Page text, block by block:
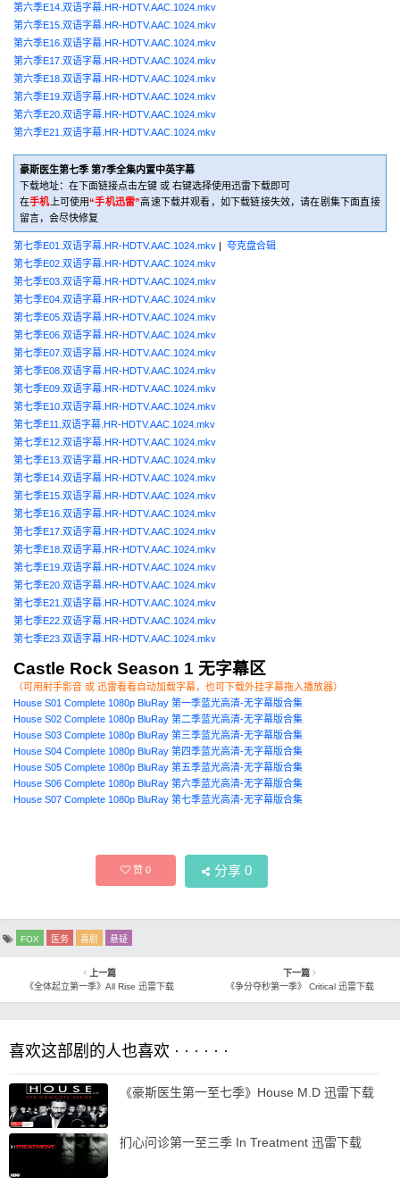
第六季E14.双语字幕.HR-HDTV.AAC.1024.mkv
第六季E15.双语字幕.HR-HDTV.AAC.1024.mkv
第六季E16.双语字幕.HR-HDTV.AAC.1024.mkv
第六季E17.双语字幕.HR-HDTV.AAC.1024.mkv
第六季E18.双语字幕.HR-HDTV.AAC.1024.mkv
第六季E19.双语字幕.HR-HDTV.AAC.1024.mkv
第六季E20.双语字幕.HR-HDTV.AAC.1024.mkv
第六季E21.双语字幕.HR-HDTV.AAC.1024.mkv
豪斯医生第七季 第7季全集内置中英字幕
下载地址：在下面链接点击左键 或 右键选择使用迅雷下载即可
在手机上可使用“手机迅雷”高速下载并观看，如下载链接失效，请在剧集下面直接
留言，会尽快修复
第七季E01.双语字幕.HR-HDTV.AAC.1024.mkv | 夸克盘合辑
第七季E02.双语字幕.HR-HDTV.AAC.1024.mkv
第七季E03.双语字幕.HR-HDTV.AAC.1024.mkv
第七季E04.双语字幕.HR-HDTV.AAC.1024.mkv
第七季E05.双语字幕.HR-HDTV.AAC.1024.mkv
第七季E06.双语字幕.HR-HDTV.AAC.1024.mkv
第七季E07.双语字幕.HR-HDTV.AAC.1024.mkv
第七季E08.双语字幕.HR-HDTV.AAC.1024.mkv
第七季E09.双语字幕.HR-HDTV.AAC.1024.mkv
第七季E10.双语字幕.HR-HDTV.AAC.1024.mkv
第七季E11.双语字幕.HR-HDTV.AAC.1024.mkv
第七季E12.双语字幕.HR-HDTV.AAC.1024.mkv
第七季E13.双语字幕.HR-HDTV.AAC.1024.mkv
第七季E14.双语字幕.HR-HDTV.AAC.1024.mkv
第七季E15.双语字幕.HR-HDTV.AAC.1024.mkv
第七季E16.双语字幕.HR-HDTV.AAC.1024.mkv
第七季E17.双语字幕.HR-HDTV.AAC.1024.mkv
第七季E18.双语字幕.HR-HDTV.AAC.1024.mkv
第七季E19.双语字幕.HR-HDTV.AAC.1024.mkv
第七季E20.双语字幕.HR-HDTV.AAC.1024.mkv
第七季E21.双语字幕.HR-HDTV.AAC.1024.mkv
第七季E22.双语字幕.HR-HDTV.AAC.1024.mkv
第七季E23.双语字幕.HR-HDTV.AAC.1024.mkv
Castle Rock Season 1 无字幕区
（可用射手影音 或 迅雷看看自动加载字幕，也可下载外挂字幕拖入播放器）
House S01 Complete 1080p BluRay 第一季蓝光高清-无字幕版合集
House S02 Complete 1080p BluRay 第二季蓝光高清-无字幕版合集
House S03 Complete 1080p BluRay 第三季蓝光高清-无字幕版合集
House S04 Complete 1080p BluRay 第四季蓝光高清-无字幕版合集
House S05 Complete 1080p BluRay 第五季蓝光高清-无字幕版合集
House S06 Complete 1080p BluRay 第六季蓝光高清-无字幕版合集
House S07 Complete 1080p BluRay 第七季蓝光高清-无字幕版合集
赞0 分享 0
FOX 医务 喜剧 悬疑
上一篇
《全体起立第一季》All Rise 迅雷下载
下一篇
《争分夺秒第一季》 Critical 迅雷下载
喜欢这部剧的人也喜欢 · · · · · ·
《豪斯医生第一至七季》House M.D 迅雷下载
扪心问诊第一至三季 In Treatment 迅雷下载